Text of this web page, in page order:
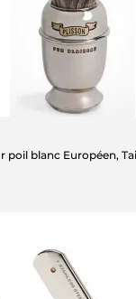
poil blanc Européen,